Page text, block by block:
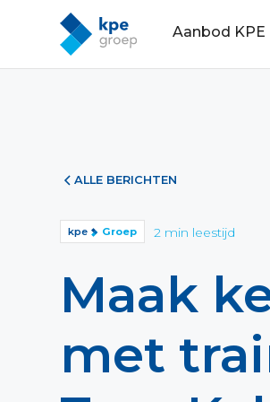
Aanbod KPE
ALLE BERICHTEN
kpe Groep 2 min leestijd
Maak
met